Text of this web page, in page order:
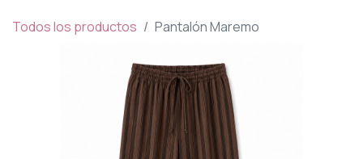
Todos los productos Pantalón Maremo